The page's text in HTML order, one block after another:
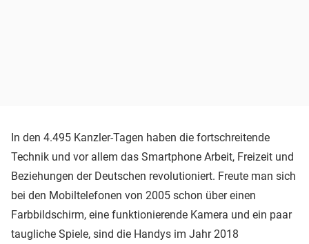
In den 4.495 Kanzler-Tagen haben die fortschreitende
Technik und vor allem das Smartphone Arbeit, Freizeit und
Beziehungen der Deutschen revolutioniert. Freute man sich
bei den Mobiltelefonen von 2005 schon über einen
Farbbildschirm, eine funktionierende Kamera und ein paar
taugliche Spiele, sind die Handys im Jahr 2018